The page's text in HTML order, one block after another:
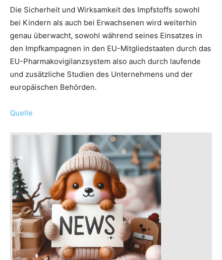
Die Sicherheit und Wirksamkeit des Impfstoffs sowohl
bei Kindern als auch bei Erwachsenen wird weiterhin
genau überwacht, sowohl während seines Einsatzes in
den Impfkampagnen in den EU-Mitgliedstaaten durch das
EU-Pharmakovigilanzsystem also auch durch laufende
und zusätzliche Studien des Unternehmens und der
europäischen Behörden.
Quelle